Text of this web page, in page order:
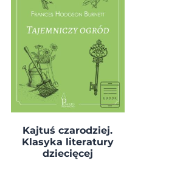
Kajtuś czarodziej.
Klasyka literatury
dziecięcej